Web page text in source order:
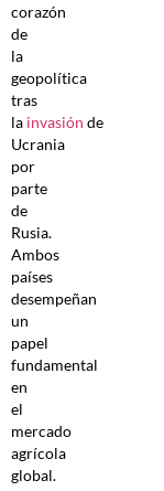
corazón
de
la
geopolítica
tras
la invasión de
Ucrania
por
parte
de
Rusia.
Ambos
países
desempeñan
un
papel
fundamental
en
el
mercado
agrícola
global.